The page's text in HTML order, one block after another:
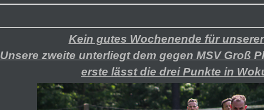
Kein gutes Wochenende für
Unsere zweite unterliegt dem gegen MSV Groß
erste lässt die drei Punkte in